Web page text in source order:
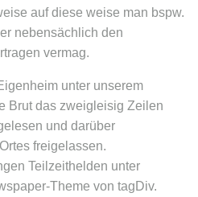
auf diese weise man bspw.
nebensächlich den
vermag.
unter unserem
Brut das zweigleisig Zeilen
und darüber
freigelassen.
Teilzeithelden unter
Theme von tagDiv.